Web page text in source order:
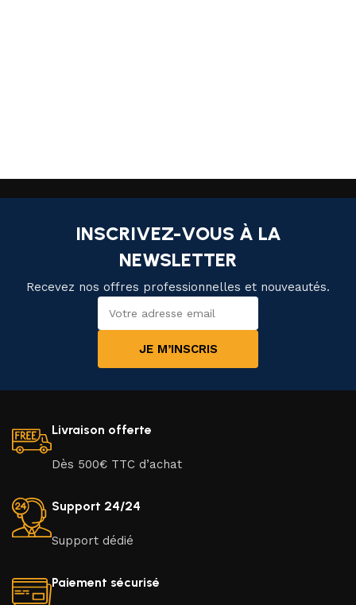
INSCRIVEZ-VOUS À LA
NEWSLETTER
Recevez nos offres professionnelles et nouveautés.
JE M’INSCRIS
Livraison offerte
Dès 500€ TTC d’achat
Support 24/24
Support dédié
Paiement sécurisé